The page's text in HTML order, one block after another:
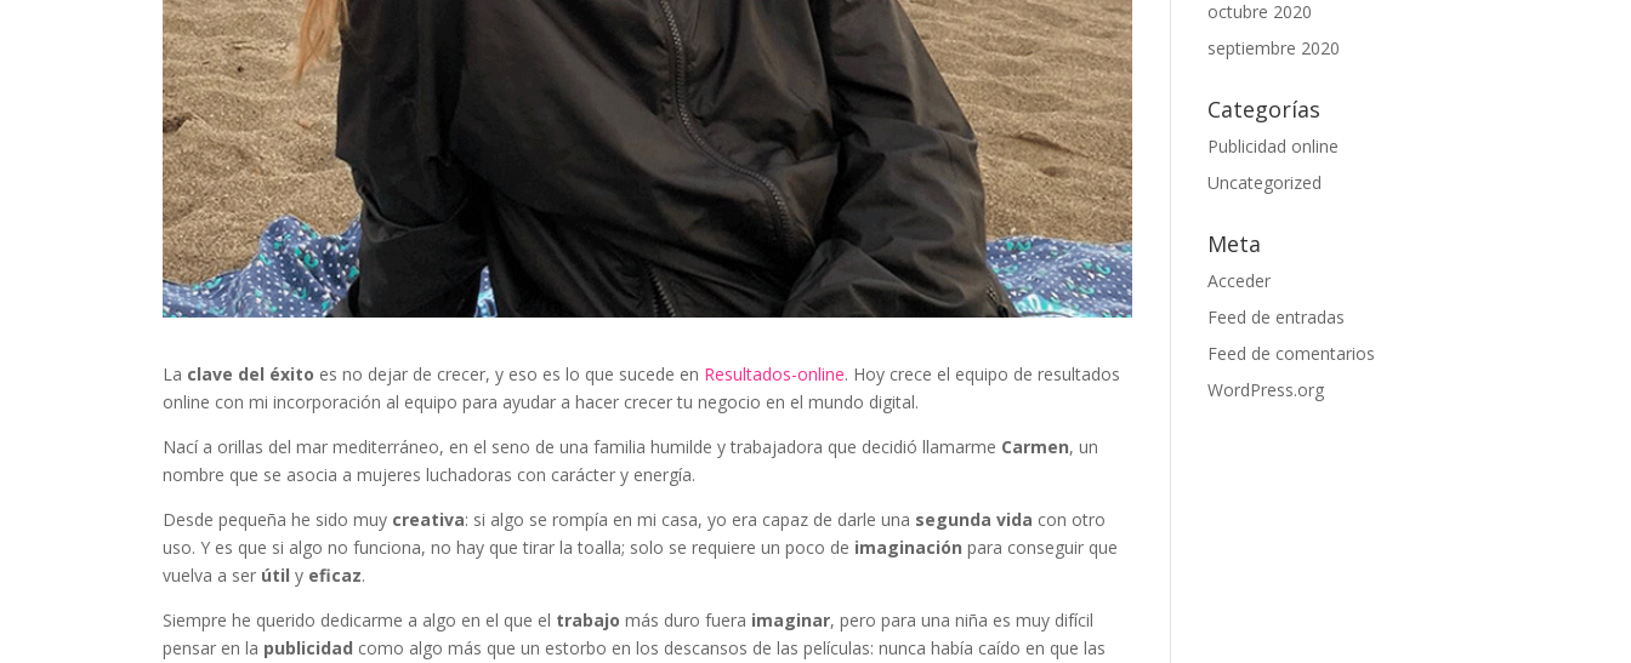
La clave del éxito es no dejar de crecer, y eso es lo que sucede en Resultados-online. Hoy crece el equipo de resultados
online con mi incorporación al equipo para ayudar a hacer crecer tu negocio en el mundo digital.
Nací a orillas del mar mediterráneo, en el seno de una familia humilde y trabajadora que decidió llamarme Carmen, un
nombre que se asocia a mujeres luchadoras con carácter y energía.
Desde pequeña he sido muy creativa: si algo se rompía en mi casa, yo era capaz de darle una segunda vida con otro
uso. Y es que si algo no funciona, no hay que tirar la toalla; solo se requiere un poco de imaginaciónpara conseguir que
vuelva a ser útily eficaz.
Siempre he querido dedicarme a algo en el que el trabajomás duro fuera imaginar, pero para una niña es muy difícil
pensar en la publicidad como algo más que un estorbo en los descansos de las películas: nunca había caído en que las
octubre 2020
septiembre 2020
Categorías
Publicidad online
Uncategorized
Meta
Acceder
Feed de entradas
Feed de comentarios
WordPress.org